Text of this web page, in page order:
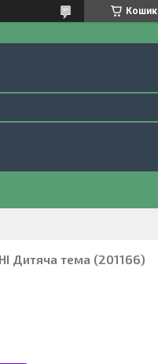
Кошик
Дитяча тема (201166)